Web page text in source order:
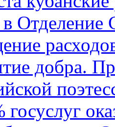
в
добра.
госуслуг